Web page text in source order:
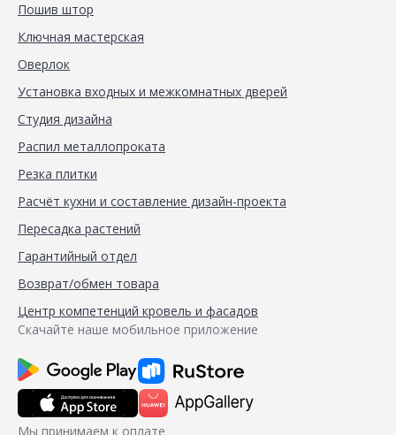
Пошив штор
Ключная мастерская
Оверлок
Установка входных и межкомнатных дверей
Студия дизайна
Распил металлопроката
Резка плитки
Расчёт кухни и составление дизайн-проекта
Пересадка растений
Гарантийный отдел
Возврат/обмен товара
Центр компетенций кровель и фасадов
Скачайте наше мобильное приложение
Мы принимаем к оплате